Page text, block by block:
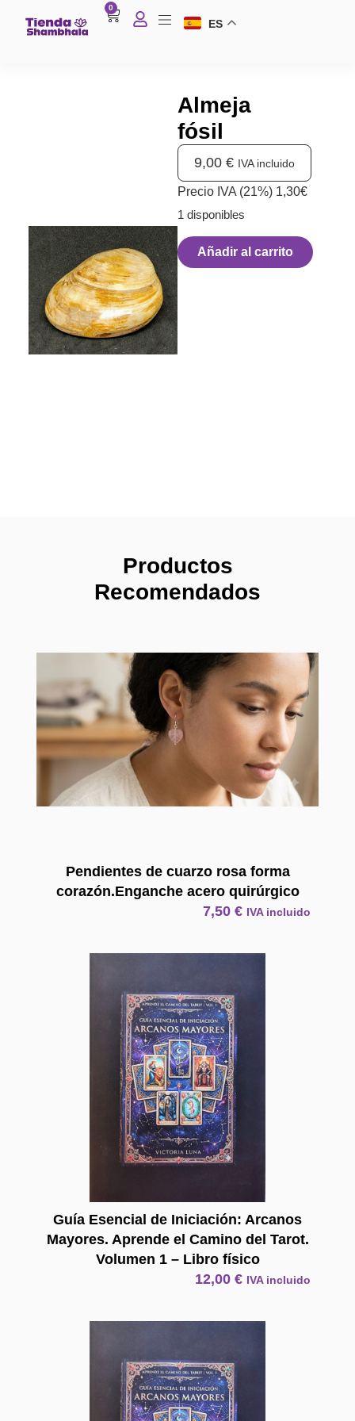
0
ES
Almeja
fósil
9,00 € IVA incluido
Precio IVA (21%) 1,30€
1 disponibles
Añadir al carrito
Productos
Recomendados
Pendientes de cuarzo rosa forma
corazón.Enganche acero quirúrgico
7,50€ IVA incluido
Guía Esencial de Iniciación: Arcanos
Mayores. Aprende el Camino del Tarot.
Volumen 1 – Libro físico
12,00€ IVA incluido